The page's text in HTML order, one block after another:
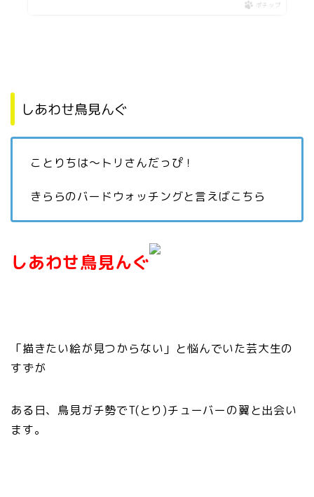
ポチップ
しあわせ鳥見んぐ
ことりちは〜トリさんだっぴ！
きららのバードウォッチングと言えばこちら
しあわせ鳥見んぐ
「描きたい絵が見つからない」と悩んでいた芸大生の
すずが
ある日、鳥見ガチ勢でT(とり)チューバーの翼と出会い
ます。